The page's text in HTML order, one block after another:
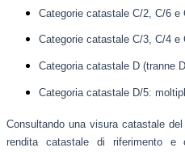
Categorie catastale C/2, C/6
Categorie catastale C/3, C/4 e
Categoria catastale D (tranne
Categoria catastale D/5:
Consultando una visura catastale
rendita catastale di riferimento e